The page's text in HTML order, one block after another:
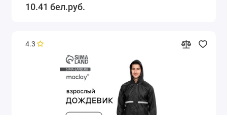
10.41 бел.руб.
4.3